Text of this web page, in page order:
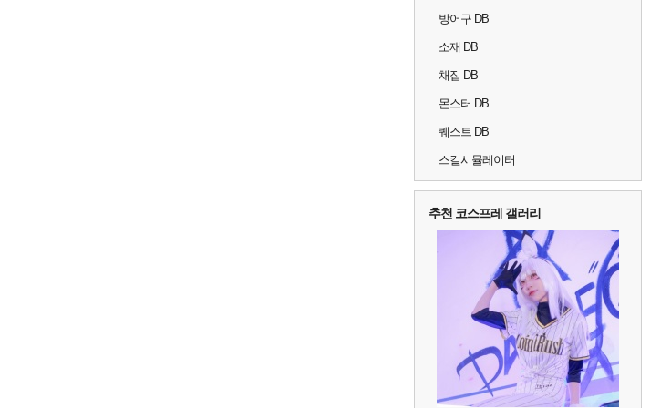
방어구 DB
소재 DB
채집 DB
몬스터 DB
퀘스트 DB
스킬시뮬레이터
추천 코스프레 갤러리